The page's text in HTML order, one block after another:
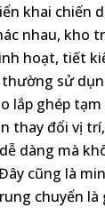
khai chiến
nhau, kho
hoạt, tiết
sử
lắp ghép
thay đổi vị
dàng mà
cũng là
chuyển là